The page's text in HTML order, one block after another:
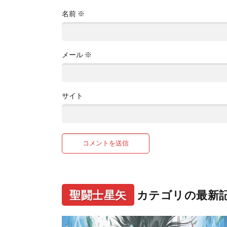
名前 ※
メール ※
サイト
聖闘士星矢 カテゴリの最新